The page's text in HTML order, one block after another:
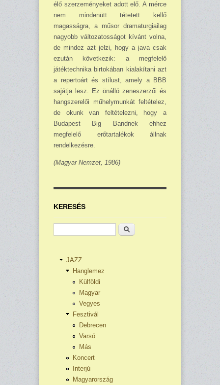
élő szerzeményeket adott elő. A mérce
nem mindenütt tétetett kellő
magasságra, a műsor dramaturgiailag
nagyobb változatosságot kívánt volna,
de mindez azt jelzi, hogy a java csak
ezután következik: a megfelelő
játéktechnika birtokában kialakítani azt
a repertoárt és stílust, amely a BBB
sajátja lesz. Ez önálló zeneszerzői és
hangszerelői műhelymunkát feltételez,
de okunk van feltételezni, hogy a
Budapest Big Bandnek ehhez
megfelelő erőtartalékok állnak
rendelkezésre.
(Magyar Nemzet, 1986)
KERESÉS
Keresés
JAZZ
Hanglemez
Külföldi
Magyar
Vegyes
Fesztivál
Debrecen
Varsó
Más
Koncert
Interjú
Magyarország